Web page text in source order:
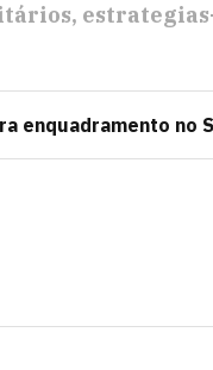
enquadramento no